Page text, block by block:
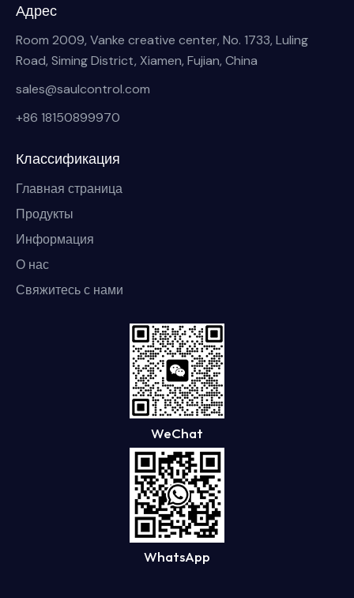
Адрес
Room 2009, Vanke creative center, No. 1733, Luling
Road, Siming District, Xiamen, Fujian, China
sales@saulcontrol.com
+86 18150899970
Классификация
Главная страница
Продукты
Информация
О нас
Свяжитесь с нами
WeChat
WhatsApp